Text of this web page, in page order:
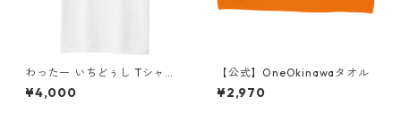
わったー いちどぅし Tシャツ
2021【Chinen × fu-mi- Proj
ect】永久保存版｜White
¥4,000
【公式】OneOkinawaタオル
¥2,970